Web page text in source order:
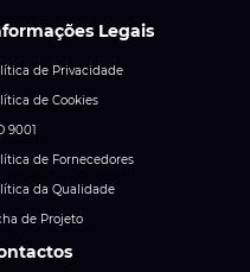
Legais
de Privacidade
de Cookies
9001
de Fornecedores
da Qualidade
de Projeto